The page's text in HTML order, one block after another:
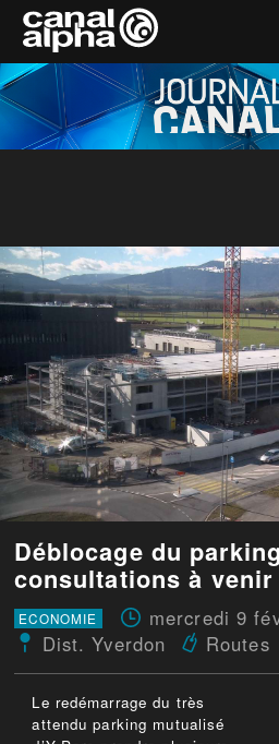
Déblocage du
consultations à venir
ECONOMIE mercredi 9
Dist. Yverdon
Routes
Le redémarrage du très
attendu parking mutualisé